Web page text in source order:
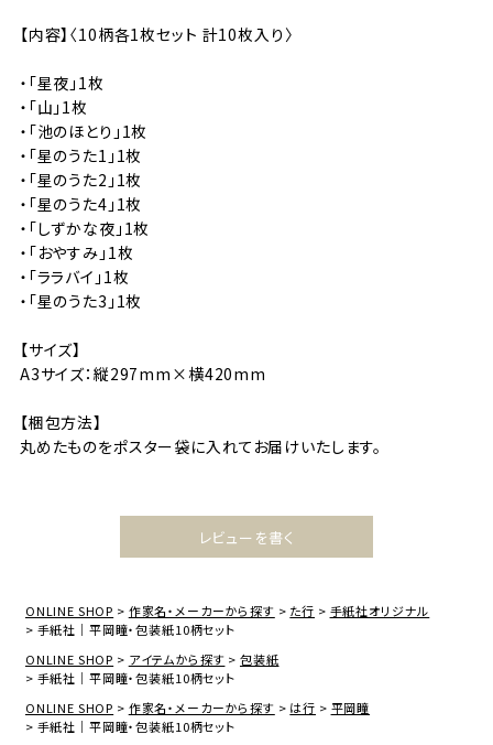
【内容】〈10柄各1枚セット 計10枚入り〉
・「星夜」1枚
・「山」1枚
・「池のほとり」1枚
・「星のうた1」1枚
・「星のうた2」1枚
・「星のうた4」1枚
・「しずかな夜」1枚
・「おやすみ」1枚
・「ララバイ」1枚
・「星のうた3」1枚
【サイズ】
A3サイズ：縦297mm×横420mm
【梱包方法】
丸めたものをポスター袋に入れてお届けいたします。
レビューを書く
ONLINE SHOP 作家名・メーカーから探す た行
手紙社オリジナル
手紙社｜平岡瞳・包装紙10柄セット
ONLINE SHOP
アイテムから探す
包装紙
手紙社｜平岡瞳・包装紙10柄セット
ONLINE SHOP
作家名・メーカーから探す は行
平岡瞳
手紙社｜平岡瞳・包装紙10柄セット